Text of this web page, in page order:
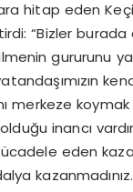
hitap eden
“Bizler
gururunu
merkeze
inancı
eden